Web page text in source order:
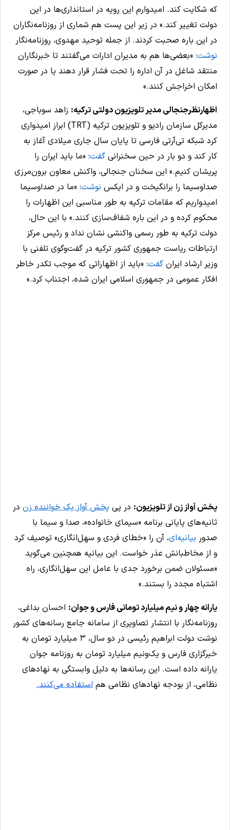
که شکایت کند. امیدوارم این رویه در استانداری‌ها در این
دولت تغییر کند.» در زیر این پست هم شماری از روزنامه‌نگاران
در این باره صحبت کردند. از جمله توحید مهدوی، روزنامه‌نگار
نوشت: «بعضی‌ها هم به مدیران ادارات می‌گفتند تا خبرنگاران
منتقد شاغل در آن اداره را تحت فشار قرار دهند یا در صورت
امکان اخراجش‌ کنند.»
اظهارنظرجنجالی مدیر تلویزیون دولتی ترکیه:زاهد سوباجی،
مدیرکل سازمان رادیو و تلویزیون ترکیه (TRT) ابراز امیدواری
کرد شبکه تی‌آرتی فارسی تا پایان سال جاری میلادی آغاز به
کار کند و دو بار در حین سخنرانی گفت: «ما باید ایران را
پریشان کنیم.» این سخنان جنجالی، واکنش معاون برون‌مرزی
صداوسیما را برانگیخت و در ایکس نوشت: «ما در صداوسیما
امیدواریم که مقامات ترکیه به طور مناسبی این اظهارات را
محکوم کرده و در این باره شفاف‌سازی کنند.» با این حال،
دولت ترکیه به طور رسمی واکنشی نشان نداد و رئیس مرکز
ارتباطات ریاست جمهوری کشور ترکیه در گفت‌وگوی تلفنی با
وزیر ارشاد ایران گفت: «باید از اظهاراتی که موجب تکدر خاطر
افکار عمومی در جمهوری اسلامی ایران شده، اجتناب کرد.»
پخش آواز زن از تلویزیون:در پی پخش آواز یک خواننده زندر
ثانیه‌های پایانی برنامه «سیمای خانواده»، صدا و سیما با
صدور بیانیه‌ای، آن را «خطای فردی و سهل‌انگاری» توصیف کرد
و از مخاطبانش عذر خواست. این بیانیه همچنین می‌گوید
«مسئولان ضمن برخورد جدی با عامل این سهل‌انگاری، راه
اشتباه مجدد را بستند.»
یارانه چهار و نیم میلیارد تومانی فارس و جوان:احسان بداغی،
روزنامه‌نگار با انتشار تصاویری از سامانه جامع رسانه‌های کشور
نوشت دولت ابراهیم رئیسی در دو سال، ۳ میلیارد تومان به
خبرگزاری فارس و یک‌ونیم میلیارد تومان به روزنامه جوان
یارانه داده است. این رسانه‌ها به دلیل وابستگی به نهادهای
نظامی، از بودجه نهادهای نظامی هم استفاده می‌کنند.